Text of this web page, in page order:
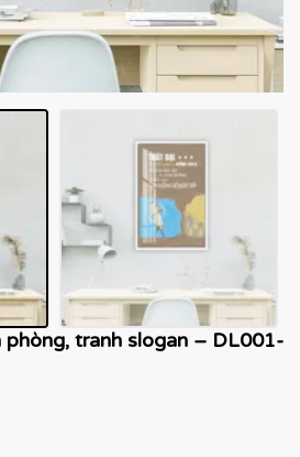
phòng, tranh slogan – DL001-